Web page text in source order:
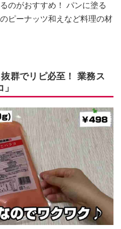
のがおすすめ！ パンに塗る
ピーナッツ和えなど料理の材
群でリピ必至！ 業務ス